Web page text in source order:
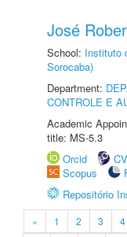
José
School: Instituto
Sorocaba)
Department:
CONTROLE E
Academic
title: MS-5.3
Orcid
Scopus
Repositório
« 1 2 3 4